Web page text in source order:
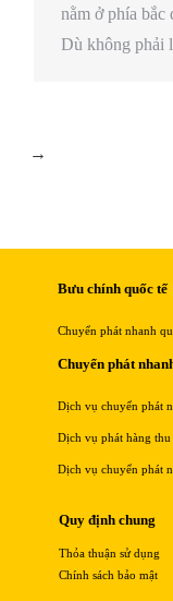
nằm ở phía bắc
Dù không phải
→
Bưu chính quốc tế
Chuyển phát nhanh
Chuyển phát
Dịch vụ chuyển phát
Dịch vụ phát hàng
Dịch vụ chuyển phát
Quy định chung
Thỏa thuận sử dụng
Chính sách bảo mật